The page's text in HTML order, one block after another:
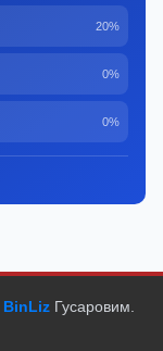
20%
0%
0%
BinLiz Гусаровим.